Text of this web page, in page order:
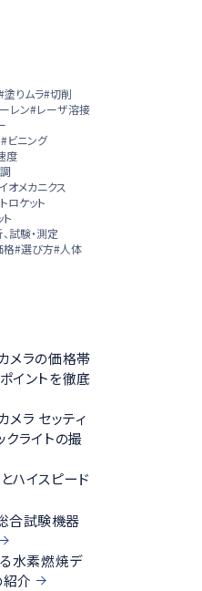
塗りムラ#切削
レン#レーザ溶接
#ビニング
度
オメカニクス
ロケット
試験・測定
格#選び方#人体
メラの価格帯
イントを徹底
メラ セッティ
クライトの撮
ハイスピード
合試験機器
水素燃焼デ
介